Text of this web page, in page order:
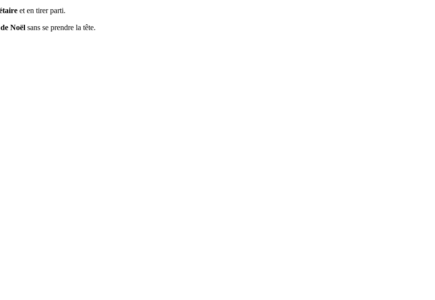
et en tirer parti.
Noël sans se prendre la tête.